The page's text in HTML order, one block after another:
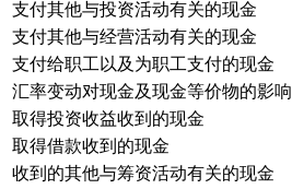
支付其他与投资活动有关的现金
支付其他与经营活动有关的现金
支付给职工以及为职工支付的现金
汇率变动对现金及现金等价物的影响
取得投资收益收到的现金
取得借款收到的现金
收到的其他与筹资活动有关的现金